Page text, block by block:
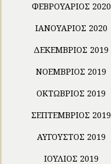
ΦΕΒΡΟΥΆΡΙΟΣ 2020
ΙΑΝΟΥΆΡΙΟΣ 2020
ΔΕΚΈΜΒΡΙΟΣ 2019
ΝΟΈΜΒΡΙΟΣ 2019
ΟΚΤΏΒΡΙΟΣ 2019
ΣΕΠΤΈΜΒΡΙΟΣ 2019
ΑΎΓΟΥΣΤΟΣ 2019
ΙΟΎΛΙΟΣ 2019